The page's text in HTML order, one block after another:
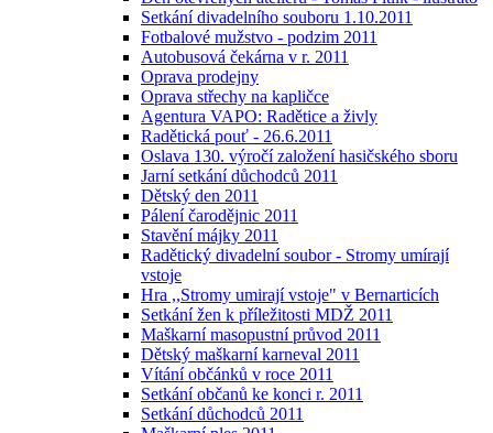
Setkání divadelního souboru 1.10.2011
Fotbalové mužstvo - podzim 2011
Autobusová čekárna v r. 2011
Oprava prodejny
Oprava střechy na kapličce
Agentura VAPO: Radětice a živly
Radětická pouť - 26.6.2011
Oslava 130. výročí založení hasičského sboru
Jarní setkání důchodců 2011
Dětský den 2011
Pálení čarodějnic 2011
Stavění májky 2011
Radětický divadelní soubor - Stromy umírají
vstoje
Hra ,,Stromy umirají vstoje" v Bernarticích
Setkání žen k příležitosti MDŽ 2011
Maškarní masopustní průvod 2011
Dětský maškarní karneval 2011
Vítání občánků v roce 2011
Setkání občanů ke konci r. 2011
Setkání důchodců 2011